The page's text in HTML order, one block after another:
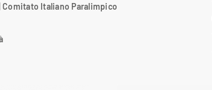
|Comitato Italiano Paralimpico